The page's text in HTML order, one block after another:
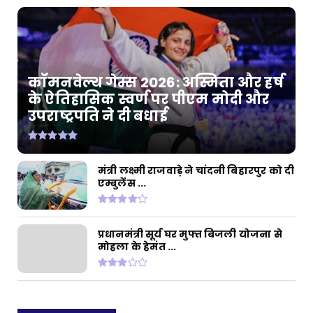
कॉमनवेल्थ गेम्स 2026: अस्मिता और हर्ष
के ऐतिहासिक स्वर्ण पर पीएम मोदी और
उपराष्ट्रपति ने दी बधाई
मंत्री लक्ष्मी राजवाड़े ने चांदनी बिहारपुर को दी
एम्बुलेंस ...
प्रधानमंत्री सूर्य घर मुफ्त बिजली योजना से
मोहला के हेमंत ...